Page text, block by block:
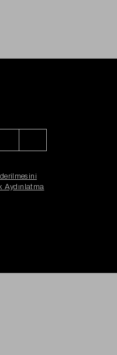
Aydınlatma